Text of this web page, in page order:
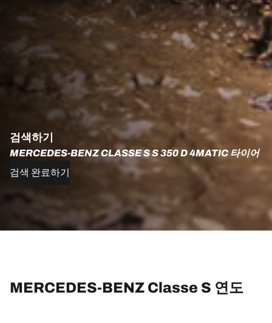
검색하기
MERCEDES-BENZ CLASSE S S 350 D 4MATIC 타이어
검색 완료하기
MERCEDES-BENZ Classe S 연도